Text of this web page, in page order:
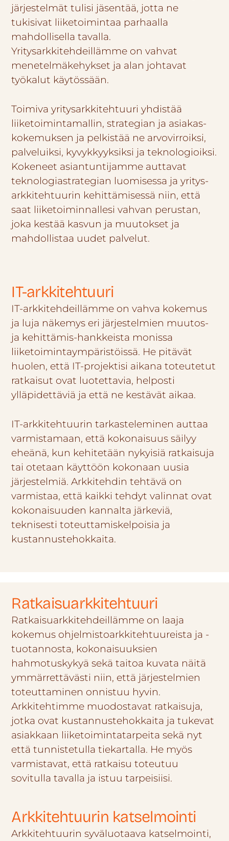
järjestelmät tulisi jäsentää, jotta ne
tukisivat liiketoimintaa parhaalla
mahdollisella tavalla.
Yritysarkkitehdeillämme on vahvat
menetelmäkehykset ja alan johtavat
työkalut käytössään.
Toimiva yritysarkkitehtuuri yhdistää
liiketoimintamallin, strategian ja asiakas­
kokemuksen ja pelkistää ne arvovirroiksi,
palveluiksi, kyvykkyyksiksi ja teknologioiksi.
Kokeneet asiantuntijamme auttavat
teknologiastrategian luomisessa ja yritys­
arkkitehtuurin kehittämisessä niin, että
saat liiketoiminnallesi vahvan perustan,
joka kestää kasvun ja muutokset ja
mahdollistaa uudet palvelut.
IT-arkkitehtuuri
IT-arkkitehdeillämme on vahva kokemus
ja luja näkemys eri järjestelmien muutos-
ja kehittämis-hankkeista monissa
liiketoimintaympäristöissä. He pitävät
huolen, että IT-projektisi aikana toteutetut
ratkaisut ovat luotettavia, helposti
ylläpidettäviä ja että ne kestävät aikaa.
IT-arkkitehtuurin tarkasteleminen auttaa
varmistamaan, että kokonaisuus säilyy
eheänä, kun kehitetään nykyisiä ratkaisuja
tai otetaan käyttöön kokonaan uusia
järjestelmiä. Arkkitehdin tehtävä on
varmistaa, että kaikki tehdyt valinnat ovat
kokonaisuuden kannalta järkeviä,
teknisesti toteuttamiskelpoisia ja
kustannustehokkaita.
Ratkaisuarkkitehtuuri
Ratkaisu­arkkitehdeillämme on laaja
kokemus ohjelmisto­arkkitehtuureista ja -
tuotannosta, kokonaisuuksien
hahmotuskykyä sekä taitoa kuvata näitä
ymmärrettävästi niin, että järjestelmien
toteuttaminen onnistuu hyvin.
Arkkitehtimme muodostavat ratkaisuja,
jotka ovat kustannustehokkaita ja tukevat
asiakkaan liiketoimintatarpeita sekä nyt
että tunnistetulla tiekartalla. He myös
varmistavat, että ratkaisu toteutuu
sovitulla tavalla ja istuu tarpeisiisi.
Arkkitehtuurin katselmointi
Arkkitehtuurin syväluotaava katselmointi,